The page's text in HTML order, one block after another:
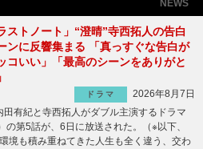
NEWS
ストノート」“澄晴”寺西拓人の告白
ンに反響集まる 「真っすぐな告白が
コいい」「最高のシーンをありがと
ドラマ
2026年8月7日
有紀と寺西拓人がダブル主演するドラマ
の第5話が、6日に放送された。（※以下、
も積み重ねてきた人生も全く違う、交わ